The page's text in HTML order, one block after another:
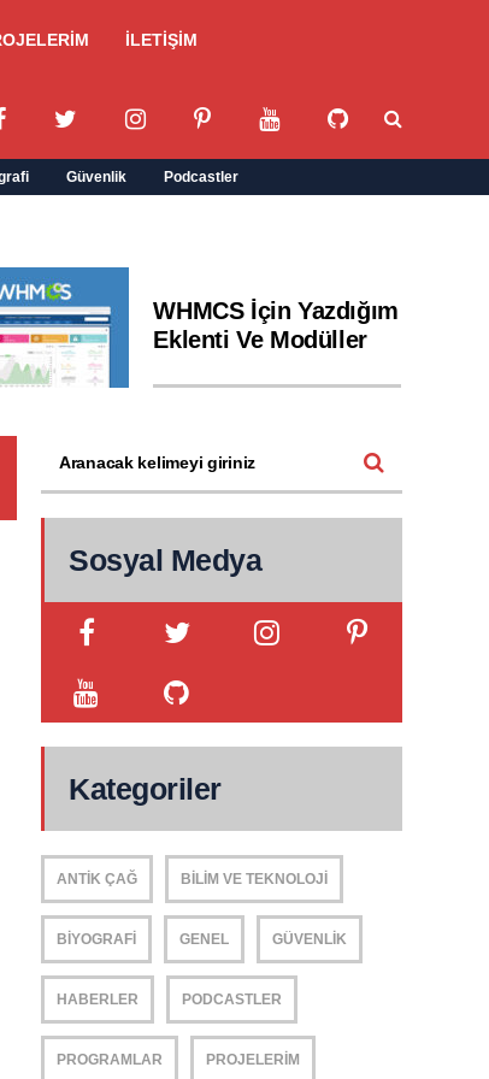
İLETİŞİM
Güvenlik Podcastler
WHMCS İçin Yazdığım
Eklenti Ve Modüller
Sosyal Medya
Kategoriler
ANTIK ÇAĞ BILIM VE TEKNOLOJI
BIYOGRAFI GENEL GÜVENLIK
HABERLER PODCASTLER
PROGRAMLAR PROJELERIM